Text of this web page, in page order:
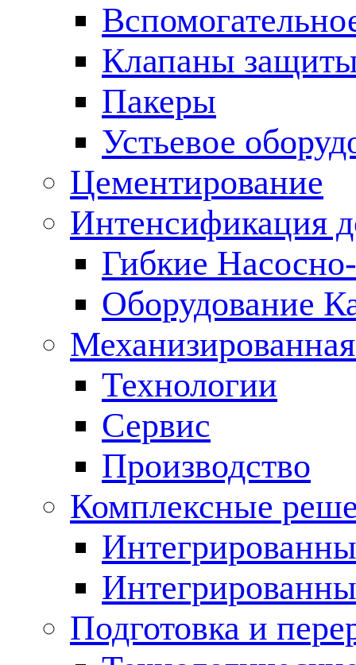
Клапаны
Пакеры
Устьевое
Цементирование
Интенсификация
Гибкие
Оборудование
Технологии
Сервис
Производство
Комплексные
Подготовка и